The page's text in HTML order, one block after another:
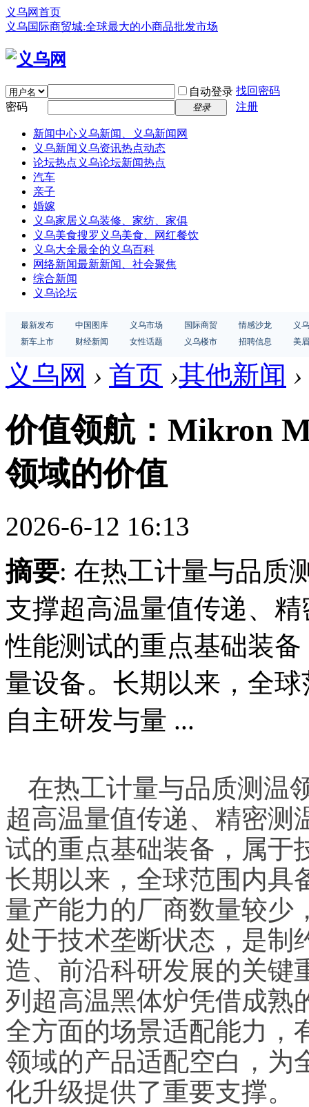
义乌网首页
义乌国际商贸城:全球最大的小商品批发市场
自动登录 找回密码
密码
登录 注册
新闻中心义乌新闻、义乌新闻网
义乌新闻 义乌资讯热点动态
论坛热点 义乌论坛新闻热点
汽车
亲子
婚嫁
义乌家居义乌装修、家纺、家俱
义乌美食搜罗义乌美食、网红餐饮
义乌大全最全的义乌百科
网络新闻最新新闻、社会聚焦
综合新闻
义乌论坛
最新发布 中国图库 义乌市场 国际商贸 情感沙龙
义
新车上市
财经新闻 女性话题 义乌楼市 招聘信息 美
义乌网 › 首页 ›其他新闻 ›
价值领航：Mikron
领域的价值
2026-6-12 16:13
摘要: 在热工计量与品质
支撑超高温量值传递、
性能测试的重点基础装
量设备。长期以来，全
自主研发与量 ...
在热工计量与品质测温
超高温量值传递、精密测
试的重点基础装备，属于
长期以来，全球范围内具
量产能力的厂商数量较少
处于技术垄断状态，是制
造、前沿科研发展的关键
列超高温黑体炉凭借成熟
全方面的场景适配能力，
领域的产品适配空白，为
化升级提供了重要支撑。